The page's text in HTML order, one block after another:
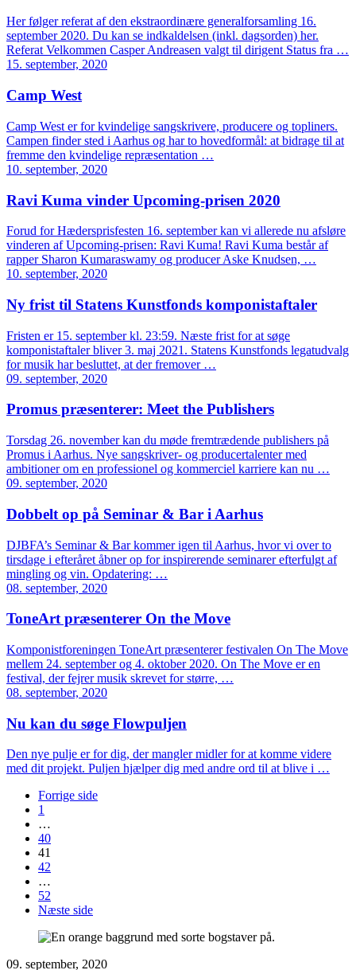
Her følger referat af den ekstraordinære generalforsamling 16.
september 2020. Du kan se indkaldelsen (inkl. dagsorden) her.
Referat Velkommen Casper Andreasen valgt til dirigent Status fra …
15. september, 2020
Camp West
Camp West er for kvindelige sangskrivere, producere og topliners.
Campen finder sted i Aarhus og har to hovedformål: at bidrage til at
fremme den kvindelige repræsentation …
10. september, 2020
Ravi Kuma vinder Upcoming-prisen 2020
Forud for Hædersprisfesten 16. september kan vi allerede nu afsløre
vinderen af Upcoming-prisen: Ravi Kuma! Ravi Kuma består af
rapper Sharon Kumaraswamy og producer Aske Knudsen, …
10. september, 2020
Ny frist til Statens Kunstfonds komponistaftaler
Fristen er 15. september kl. 23:59. Næste frist for at søge
komponistaftaler bliver 3. maj 2021. Statens Kunstfonds legatudvalg
for musik har besluttet, at der fremover …
09. september, 2020
Promus præsenterer: Meet the Publishers
Torsdag 26. november kan du møde fremtrædende publishers på
Promus i Aarhus. Nye sangskriver- og producertalenter med
ambitioner om en professionel og kommerciel karriere kan nu …
09. september, 2020
Dobbelt op på Seminar & Bar i Aarhus
DJBFA’s Seminar & Bar kommer igen til Aarhus, hvor vi over to
tirsdage i efteråret åbner op for inspirerende seminarer efterfulgt af
mingling og vin. Opdatering: …
08. september, 2020
ToneArt præsenterer On the Move
Komponistforeningen ToneArt præsenterer festivalen On The Move
mellem 24. september og 4. oktober 2020. On The Move er en
festival, der fejrer musik skrevet for større, …
08. september, 2020
Nu kan du søge Flowpuljen
Den nye pulje er for dig, der mangler midler for at komme videre
med dit projekt. Puljen hjælper dig med andre ord til at blive i …
Forrige side
1
…
40
41
42
…
52
Næste side
09. september, 2020